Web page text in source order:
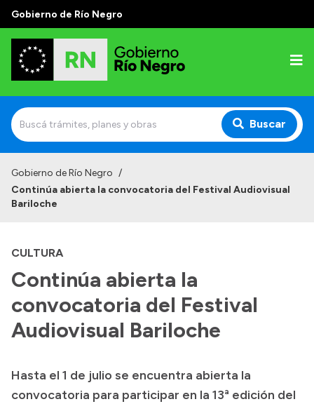
Gobierno de Río Negro
Buscar
Autoridades
Autoridades y Organismos
Discursos en la Legislatura
Casa de Gobierno
Acerca de Río Negro
Geografía
Gobierno de Río Negro /
Continúa abierta la convocatoria del Festival Audiovisual
Bariloche
CULTURA
Continúa abierta la
convocatoria del Festival
Audiovisual Bariloche
Hasta el 1 de julio se encuentra abierta la
convocatoria para participar en la 13ª edición del